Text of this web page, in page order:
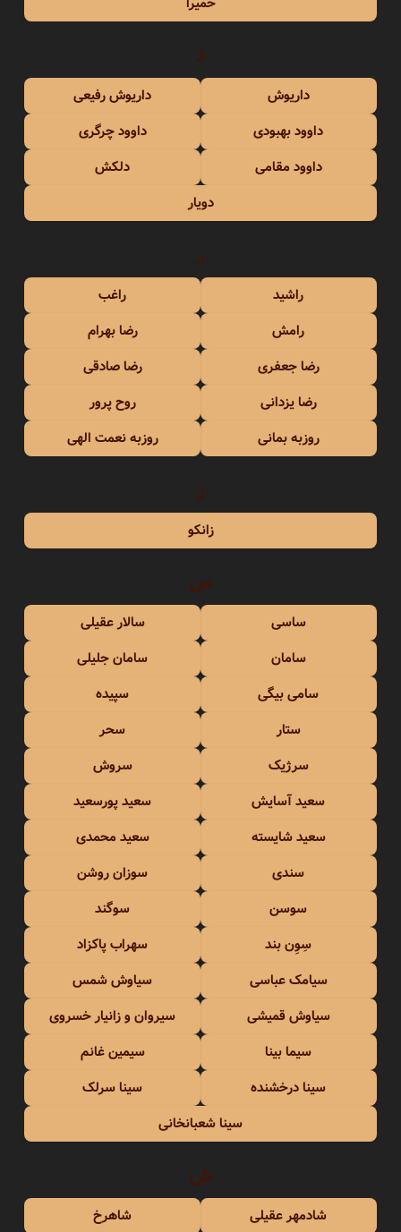
د
داریوش
داریوش رفیعی
داوود بهبودی
داوود چرگری
داوود مقامی
دلکش
دویار
ر
راشید
راغب
رامش
رضا بهرام
رضا جعفری
رضا صادقی
رضا یزدانی
روح پرور
روزبه بمانی
روزبه نعمت الهی
ز
زانکو
س
ساسی
سالار عقیلی
سامان
سامان جلیلی
سامی بیگی
سپیده
ستار
سحر
سرژیک
سروش
سعید آسایش
سعید پورسعید
سعید شایسته
سعید محمدی
سندی
سوزان روشن
سوسن
سوگند
سِوِن بند
سهراب پاکزاد
سیامک عباسی
سیاوش شمس
سیاوش قمیشی
سیروان و زانیار خسروی
سیما بینا
سیمین غانم
سینا درخشنده
سینا سرلک
سینا شعبانخانی
ش
شادمهر عقیلی شاهرخ